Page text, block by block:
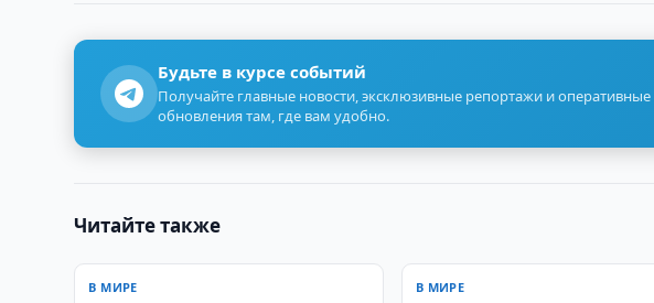
Будьте в курсе событий
Получайте главные новости, эксклюзивные репортажи и оперативные
обновления там, где вам удобно.
Читайте также
В МИРЕ В МИРЕ